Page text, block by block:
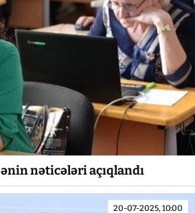
nəticələri açıqlandı
20-07-2025, 10:00